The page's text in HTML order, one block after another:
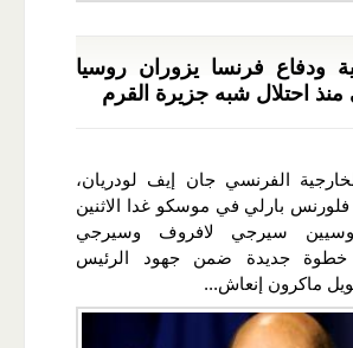
ودفاع فرنسا يزوران روسيا
منذ احتلال شبه جزيرة القرم
الفرنسي جان إيف لودريان،
فلورنس بارلي في موسكو غدا الاثنين
سيرجي لافروف وسيرجي
جديدة ضمن جهود الرئيس
ماكرون إنعاش...